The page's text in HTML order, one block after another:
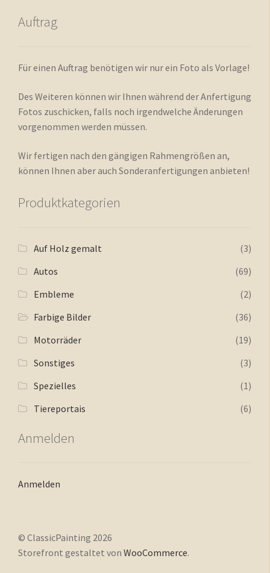
Auftrag
Für einen Auftrag benötigen wir nur ein Foto als Vorlage!
Des Weiteren können wir Ihnen während der Anfertigung
Fotos zuschicken, falls noch irgendwelche Änderungen
vorgenommen werden müssen.
Wir fertigen nach den gängigen Rahmengrößen an,
können Ihnen aber auch Sonderanfertigungen anbieten!
Produktkategorien
Auf Holz gemalt
(3)
Autos
(69)
Embleme
(2)
Farbige Bilder
(36)
Motorräder
(19)
Sonstiges
(3)
Spezielles
(1)
Tiereportais
(6)
Anmelden
Anmelden
© ClassicPainting 2026
Storefront gestaltet von WooCommerce.